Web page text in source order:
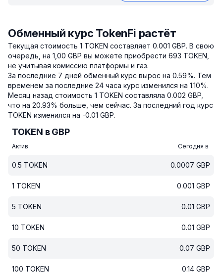
Обменный курс TokenFi растёт
Текущая стоимость 1 TOKEN составляет 0.001 GBP. В свою
очередь, на 1,00 GBP вы можете приобрести 693 TOKEN,
не учитывая комиссию платформы и газ.
За последние 7 дней обменный курс вырос на 0.59%. Тем
временем за последние 24 часа курс изменился на 1.10%.
Месяц назад стоимость 1 TOKEN составляла 0.002 GBP,
что на 20.93% больше, чем сейчас. За последний год курс
TOKEN изменился на -0.01 GBP.
TOKEN в GBP
Актив Сегодня в
0.5 TOKEN 0.0007 GBP
1 TOKEN 0.001 GBP
5 TOKEN 0.01 GBP
10 TOKEN 0.01 GBP
50 TOKEN 0.07 GBP
100 TOKEN 0.14 GBP